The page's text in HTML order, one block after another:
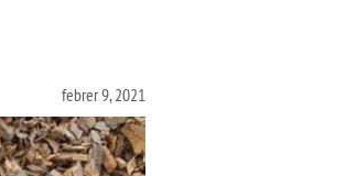
febrer 9, 2021